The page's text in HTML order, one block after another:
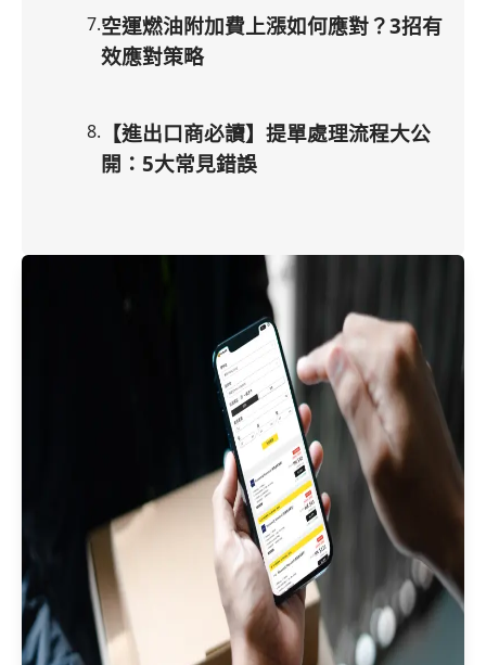
7.空運燃油附加費上漲如何應對？3招有
效應對策略
8. 【進出口商必讀】提單處理流程大公
開：5大常見錯誤